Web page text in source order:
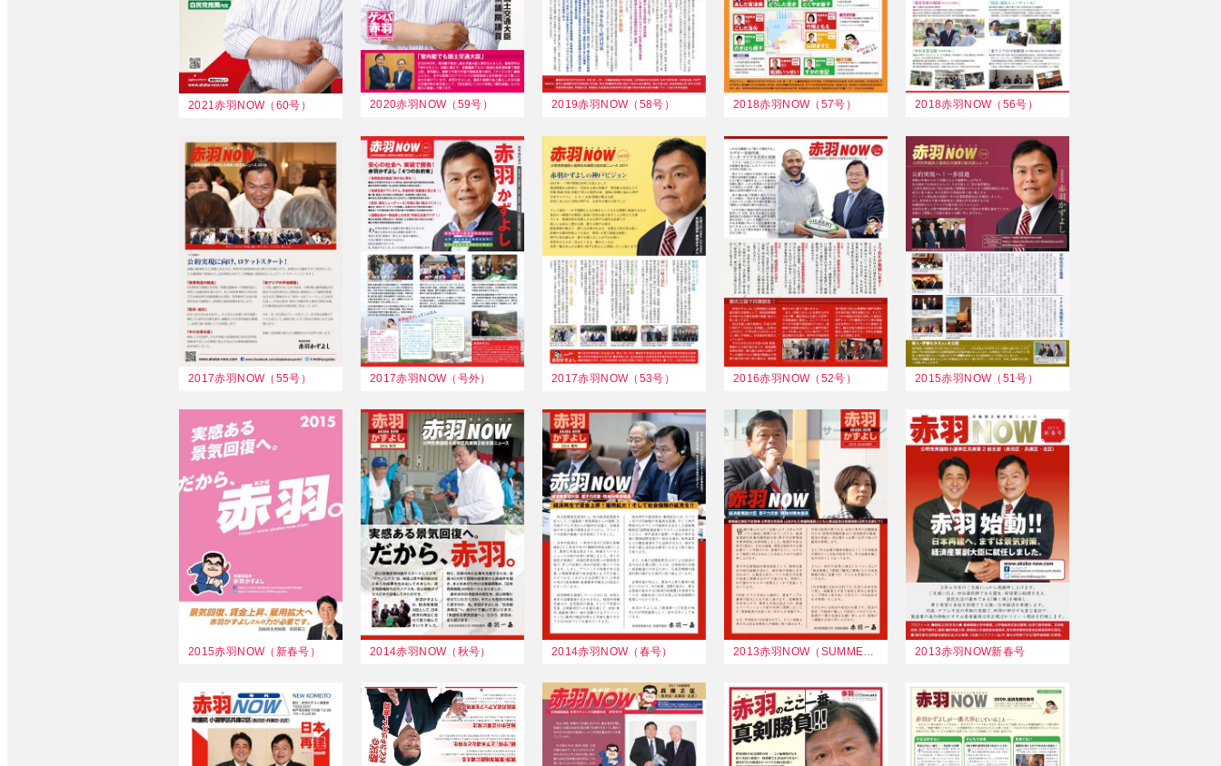
2021赤羽NOW（60号） 2020赤羽NOW（59号） 2019赤羽NOW（58号） 2018赤羽NOW（57号） 2018赤羽NOW（56号）
2017赤羽NOW（55号） 2017赤羽NOW（号外） 2017赤羽NOW（53号） 2016赤羽NOW（52号） 2015赤羽NOW（51号）
2015赤羽NOW（新春号） 2014赤羽NOW（秋号） 2014赤羽NOW（春号） 2013赤羽NOW（SUMMER） 2013赤羽NOW新春号